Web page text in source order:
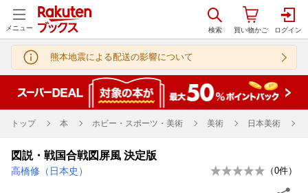
メニュー
熊本地震による配送の影響について
トップ 本 ホビー・スポーツ・美術 美術 日本美術
図説・戦国合戦図屏風 決定版
高橋修（日本史） （0件）